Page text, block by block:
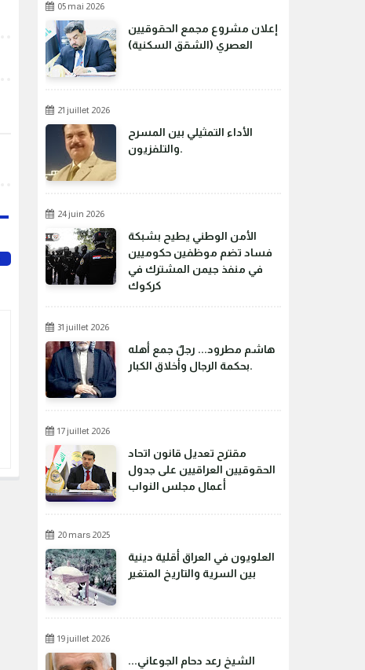
05 mai 2026
إعلان مشروع مجمع الحقوقيين
العصري (الشقق السكنية)
21 juillet 2026
الأداء التمثيلي بين المسرح
والتلفزيون.
24 juin 2026
الأمن الوطني يطيح بشبكة
فساد تضم موظفين حكوميين
في منفذ جيمن المشترك في
كركوك
31 juillet 2026
هاشم مطرود... رجلٌ جمع أهله
بحكمة الرجال وأخلاق الكبار.
17 juillet 2026
مقترح تعديل قانون اتحاد
الحقوقيين العراقيين على جدول
أعمال مجلس النواب
20 mars 2025
العلويون في العراق أقلية دينية
بين السرية والتاريخ المتغير
19 juillet 2026
الشيخ رعد دحام الجوعاني...